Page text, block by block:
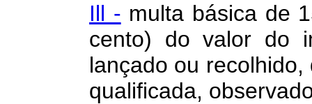
Ill - multa básica de
cento) do valor do
lançado ou
qualificada,